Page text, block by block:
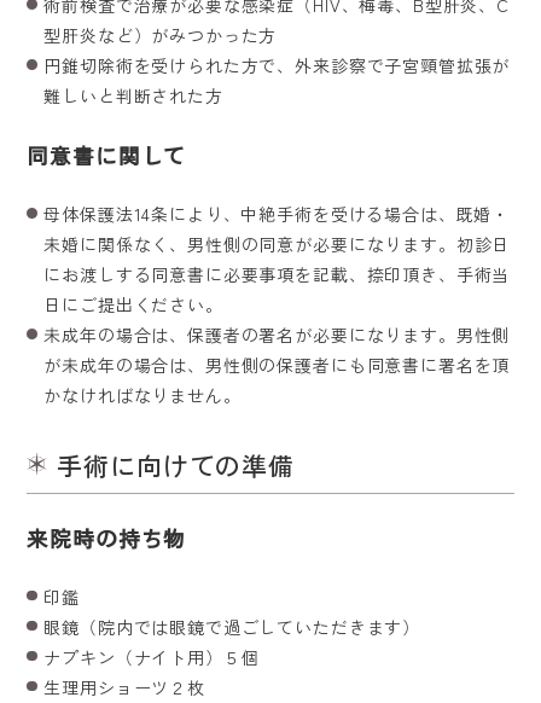
型肝炎など）がみつかった方
円錐切除術を受けられた方で、外来診察で子宮頸管拡張が
難しいと判断された方
同意書に関して
母体保護法14条により、中絶手術を受ける場合は、既婚・
未婚に関係なく、男性側の同意が必要になります。初診日
にお渡しする同意書に必要事項を記載、捺印頂き、手術当
日にご提出ください。
未成年の場合は、保護者の署名が必要になります。男性側
が未成年の場合は、男性側の保護者にも同意書に署名を頂
かなければなりません。
手術に向けての準備
来院時の持ち物
印鑑
眼鏡（院内では眼鏡で過ごしていただきます）
ナプキン（ナイト用）５個
生理用ショーツ２枚